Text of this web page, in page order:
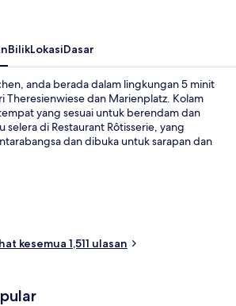
BilikLokasiDasar
anda berada dalam lingkungan 5 minit
Theresienwiese dan Marienplatz. Kolam
yang sesuai untuk berendam dan
di Restaurant Rôtisserie, yang
dan dibuka untuk sarapan dan
dan sauna. Kakitangan dan sarapan
pengembara lain. Hartanah ini terletak
awam: jarak Perhentian Trem
4 minit dan Central U-Bahn ialah 4 minit.
kesemua 1,511 ulasan